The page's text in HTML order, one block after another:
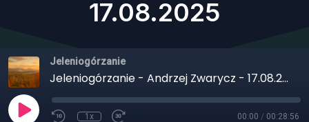
17.08.2025
Jeleniogórzanie
Jeleniogórzanie - Andrzej Zwarycz - 17.08.2025
1x 00:00 / 00:28:56